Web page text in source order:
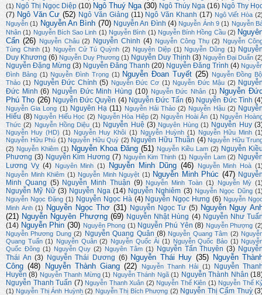
(1) Ngô Thị Ngọc Diệp (10) Ngô Thuý Nga (30) Ngô Thúy Nga (16) Ngô Thy
(7) Ngô Văn Cư (52) Ngô Văn Giảng (11) Ngô Văn Khanh (17) Ngô Viết Hòa
Nguyễn (1) Nguyễn An Bình (70) Nguyễn An Đình (4) Nguyễn Ánh 9 (1) Nguyễn
Nhân (1) Nguyễn Bích Sao Linh (1) Nguyễn Bình (1) Nguyễn Bính Hồng Cầu (2)
Cẩn (26) Nguyễn Châu (2) Nguyễn Chinh (4) Nguyễn Công Thụ (2) Nguyễn
Tùng Chinh (1) Nguyễn Cử Tú Quỳnh (2) Nguyên Diệp (1) Nguyễn Dũng (1)
Duy Khương (6) Nguyễn Duy Phương (1) Nguyễn Duy Thịnh (3) Nguyễn Đại Duẩn
Nguyễn Đặng Mừng (3) Nguyễn Đăng Thanh (20) Nguyễn Đăng Trình (4)
Đình Bảng (1) Nguyễn Đình Trọng (1) Nguyễn Đoan Tuyết (25)
Nguyễn Đồng
Thảo (1) Nguyễn Đức Chính (5) Nguyễn Đức Cơ (1) Nguyễn Đức Mậu (2)
Đức Minh (6) Nguyễn Đức Minh Hùng (10) Nguyễn Đức Nhân (1) Nguyễn
Phú Thọ (26) Nguyễn Đức Quyền (4) Nguyễn Đức Tấn (6) Nguyễn Đức Tình
Nguyễn Gia Long (1) Nguyên Hạ (11) Nguyễn Hải Thảo (2) Nguyễn Hậu (2)
Hiếu (8) Nguyễn Hiếu Học (2) Nguyễn Hòa Hiệp (2) Nguyễn Hoài Ân (1) Nguyễn
Thức (2) Nguyễn Hồng Diệu (1) Nguyễn Huệ (3) Nguyên Hùng (1) Nguyễn Huy
Nguyễn Huy (HD) (1) Nguyễn Huy Khôi (1) Nguyễn Huỳnh (1) Nguyễn Hữu Minh
Nguyễn Hữu Phú (1) Nguyễn Hữu Quý (2) Nguyễn Hữu Thuần (4) Nguyễn Hữu
(2) Nguyễn Khiêm (1) Nguyễn Khoa Đăng (51) Nguyễn Kiều Lam (2) Nguyễn
Phương (3) Nguyễn Kim Hương (7) Nguyễn Kim Thịnh (1) Nguyễn Lam (2)
Lương Vỵ (4) Nguyên Minh (1) Nguyễn Minh Dũng (46) Nguyễn Minh Hoà
Nguyễn Minh Khiêm (1) Nguyễn Minh Nguyệt (1) Nguyễn Minh Phúc (47)
Minh Quang (5) Nguyễn Minh Thuận (9) Nguyễn Minh Toàn (1) Nguyễn Mỳ
Nguyễn Mỹ Nữ (3) Nguyễn Nga (14) Nguyễn Nghiêm (3) Nguyễn Ngọc Dũng
Nguyễn Ngọc Đặng (1) Nguyễn Ngọc Hà (4) Nguyễn Ngọc Hưng (6) Nguyễn
Minh Anh (1) Nguyễn Ngọc Thơ (31) Nguyễn Ngọc Tư (5) Nguyễn Nguy
(21) Nguyễn Nguyên Phượng (69) Nguyễn Nhật Hùng (4) Nguyễn Như
(14) Nguyễn Phin (30) Nguyên Phong (1) Nguyễn Phú Yên (8) Nguyễn Phượng
Nguyễn Phương Dung (2) Nguyễn Quang Quân (8) Nguyễn Quang Tâm (2)
Quang Tuấn (1) Nguyễn Quân (2) Nguyễn Quốc Ái (1) Nguyễn Quốc Bảo (1)
Quốc Đông (1) Nguyễn Quy (2) Nguyên Tâm (1) Nguyễn Tấn Thuyên (3)
Thái An (3) Nguyễn Thái Dương (6) Nguyễn Thái Huy (35)
Nguyễn
Công (48) Nguyễn Thành Giang (22) Nguyễn Thanh Hải (1)
Nguyễn
Huyền (8) Nguyễn Thanh Mừng (1) Nguyễn Thánh Ngã (1) Nguyễn Thành Nhân
Nguyễn Thanh Tuấn (7) Nguyễn Thanh Xuân (2) Nguyễn Thế Kiên (1) Nguyễn Thế
(1) Nguyễn Thị Ánh Huỳnh (2) Nguyễn Thị Bích Phượng (2) Nguyễn Thị Cẩm Thuỳ